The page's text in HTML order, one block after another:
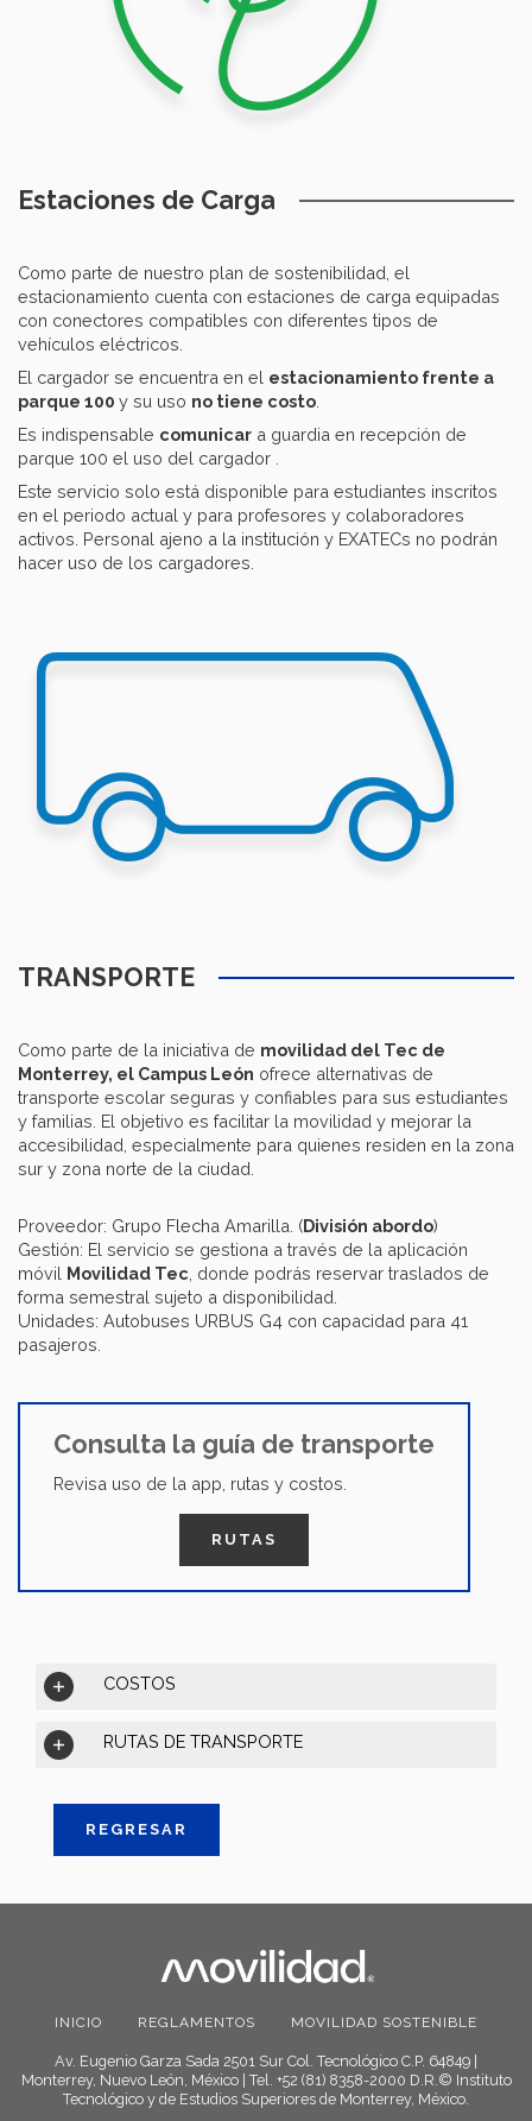
Estaciones de Carga
Como parte de nuestro plan de sostenibilidad, el
estacionamiento cuenta con estaciones de carga equipadas
con conectores compatibles con diferentes tipos de
vehículos eléctricos.
El cargador se encuentra en el estacionamiento frente a
parque 100 y su uso no tiene costo
Es indispensable comunicar a guardia en recepción de
parque 100 el uso del cargador .
Este servicio solo está disponible para estudiantes inscritos
en el periodo actual y para profesores y colaboradores
activos. Personal ajeno a la institución y EXATECs no podrán
hacer uso de los cargadores.
TRANSPORTE
Como parte de la iniciativa de movilidad del Tec de
Monterrey, el Campus León ofrece alternativas de
transporte escolar seguras y confiables para sus estudiantes
y familias. El objetivo es facilitar la movilidad y mejorar la
accesibilidad, especialmente para quienes residen en la zona
sur y zona norte de la ciudad.
Proveedor: Grupo Flecha Amarilla. (División abordo)
Gestión: El servicio se gestiona a través de la aplicación
móvil Movilidad Tec , donde podrás reservar traslados de
forma semestral sujeto a disponibilidad.
Unidades: Autobuses URBUS G4 con capacidad para 41
pasajeros.
Consulta la guía de transporte
Revisa uso de la app, rutas y costos.
RUTAS
COSTOS
RUTAS DE TRANSPORTE
REGRESAR
INICIO REGLAMENTOS MOVILIDAD SOSTENIBLE
Av. Eugenio Garza Sada 2501 Sur Col. Tecnológico C.P. 64849 |
Monterrey, Nuevo León, México | Tel. +52 (81) 8358-2000 D.R.© Instituto
Tecnológico y de Estudios Superiores de Monterrey, México.